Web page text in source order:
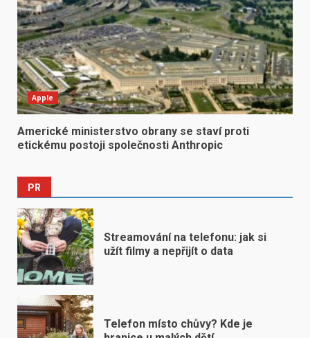
Apple
Americké ministerstvo obrany se staví proti
etickému postoji společnosti Anthropic
PR
Streamování na telefonu: jak si
užít filmy a nepřijít o data
Telefon místo chůvy? Kde je